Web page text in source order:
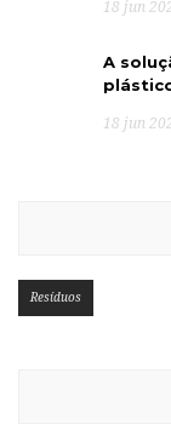
18 jun
A
18 jun
Resíduos